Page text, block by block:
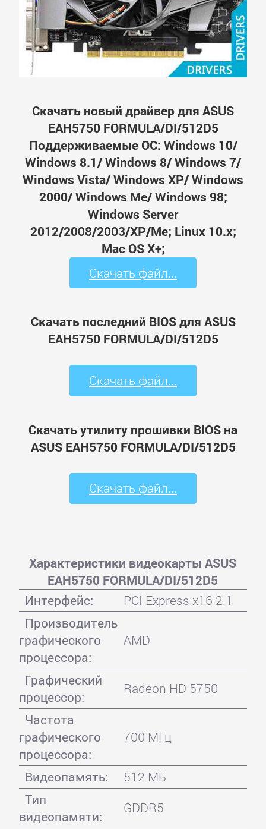
Скачать новый драйвер для ASUS
EAH5750 FORMULA/DI/512D5
Поддерживаемые ОС: Windows 10/
Windows 8.1/ Windows 8/ Windows 7/
Windows Vista/ Windows XP/ Windows
2000/ Windows Me/ Windows 98;
Windows Server
2012/2008/2003/XP/Me; Linux 10.x;
Mac OS X+;
Скачать файл...
Скачать последний BIOS для ASUS
EAH5750 FORMULA/DI/512D5
Скачать файл...
Скачать утилиту прошивки BIOS на
ASUS EAH5750 FORMULA/DI/512D5
Скачать файл...
Характеристики видеокарты ASUS
EAH5750 FORMULA/DI/512D5
Интерфейс:
PCI Express x16 2.1
Производитель
графического
процессора:
AMD
Графический
процессор:
Radeon HD 5750
Частота
графического
процессора:
700 МГц
Видеопамять:
512 МБ
Тип
видеопамяти:
GDDR5